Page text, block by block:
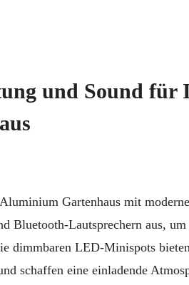
und Sound
Gartenhaus mit
Bluetooth-Lautsprechern aus,
dimmbaren LED-Minispots
schaffen eine einladende